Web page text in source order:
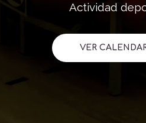
Actividad
VER